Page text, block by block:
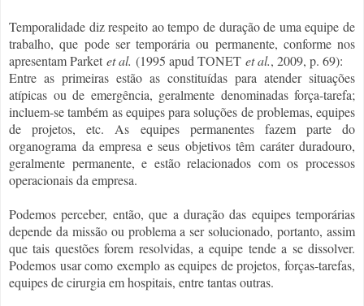
Temporalidade diz respeito ao tempo de duração de uma equipe de
trabalho, que pode ser temporária ou permanente, conforme nos
apresentam Parket et al. (1995 apud TONET et al., 2009, p. 69):
Entre as primeiras estão as constituídas para atender situações
atípicas ou de emergência, geralmente denominadas força-tarefa;
incluem-se também as equipes para soluções de problemas, equipes
de projetos, etc. As equipes permanentes fazem parte do
organograma da empresa e seus objetivos têm caráter duradouro,
geralmente permanente, e estão relacionados com os processos
operacionais da empresa.
Podemos perceber, então, que a duração das equipes temporárias
depende da missão ou problema a ser solucionado, portanto, assim
que tais questões forem resolvidas, a equipe tende a se dissolver.
Podemos usar como exemplo as equipes de projetos, forças-tarefas,
equipes de cirurgia em hospitais, entre tantas outras.